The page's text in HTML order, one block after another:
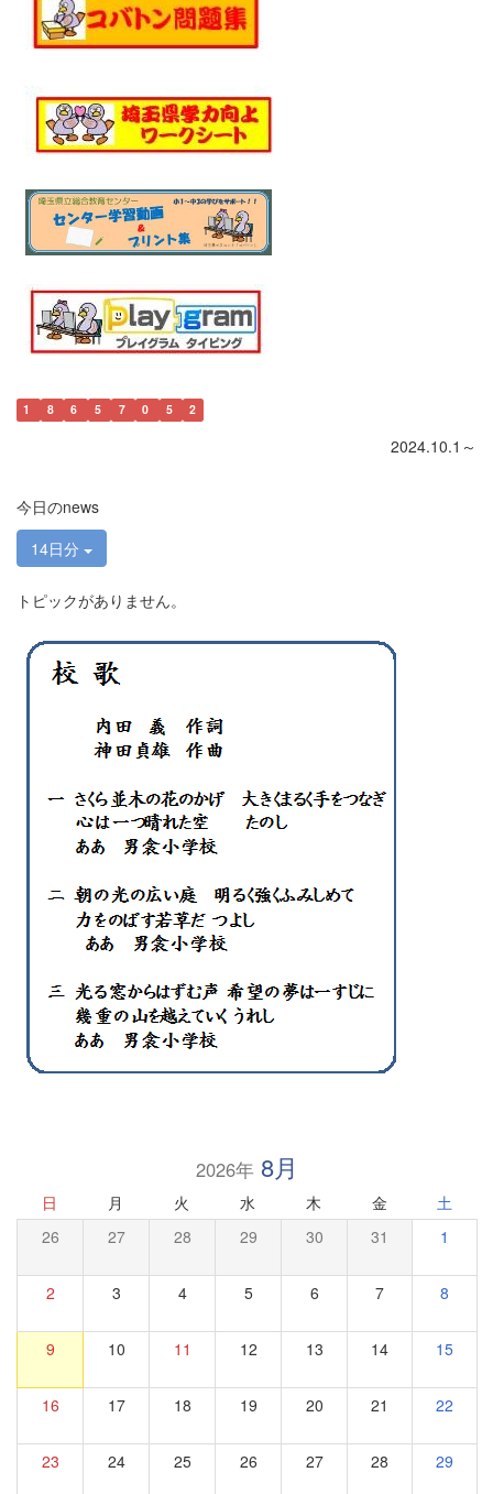
1 8 6 5 7 0 5 2
2024.10.1～
今日のnews
14日分
トピックがありません。
2026年8月
日 月 火 水 木 金 土
26 27 28 29 30 31 1
2 3 4 5 6 7 8
9 10 11 12 13 14 15
16 17 18 19 20 21 22
23 24 25 26 27 28 29